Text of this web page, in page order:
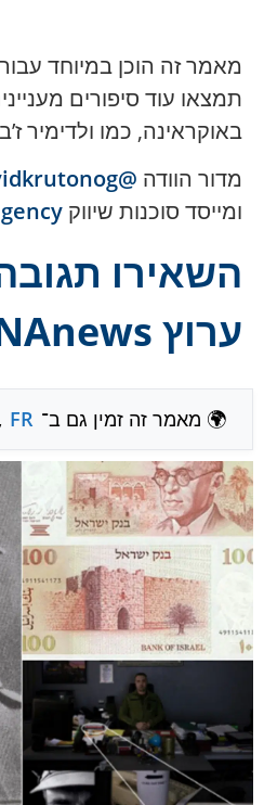
מאמר זה הוכן במיוחד
תמצאו עוד סיפורים
באוקראינה, כמו ולדימיר
מדור הוודה @davidkrutonog
ומייסד סוכנות שיווק
השאירו
ערוץ NAnews↓
🌍 מאמר זה זמין גם ב־ , FR